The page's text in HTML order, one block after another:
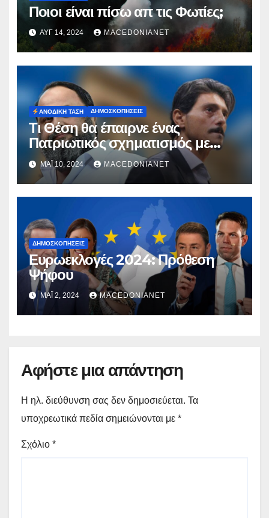
Ποιοι είναι πίσω απ τις Φωτίες;
ΑΥΓ 14, 2024 MACEDONIANET
ΑΝΟΔΙΚΉ ΤΆΣΗ ΔΗΜΟΣΚΟΠΉΣΕΙΣ
Τι Θέση θα έπαιρνε ένας
Πατριωτικός σχηματισμός με
ηγέτες Μαρινάκη &
Γιαννακόπουλο;
ΜΆΙ 10, 2024 MACEDONIANET
ΔΗΜΟΣΚΟΠΉΣΕΙΣ
Ευρωεκλογές 2024: Πρόθεση
Ψήφου
ΜΆΙ 2, 2024 MACEDONIANET
Αφήστε μια απάντηση
Η ηλ. διεύθυνση σας δεν δημοσιεύεται. Τα
υποχρεωτικά πεδία σημειώνονται με *
Σχόλιο *